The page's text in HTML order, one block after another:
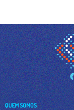
QUEM SOMOS